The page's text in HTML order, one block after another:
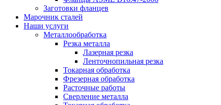
Заготовки фланцев
Марочник сталей
Наши услуги
Металлообработка
Резка металла
Лазерная резка
Ленточнопильная резка
Токарная обработка
Фрезерная обработка
Расточные работы
Сверление металла